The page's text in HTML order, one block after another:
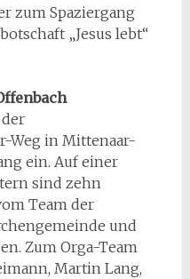
zum Spaziergang
„Jesus lebt“
Weg in Mittenaar-
ein. Auf einer
sind zehn
Team der
und
Zum Orga-Team
Martin Lang,